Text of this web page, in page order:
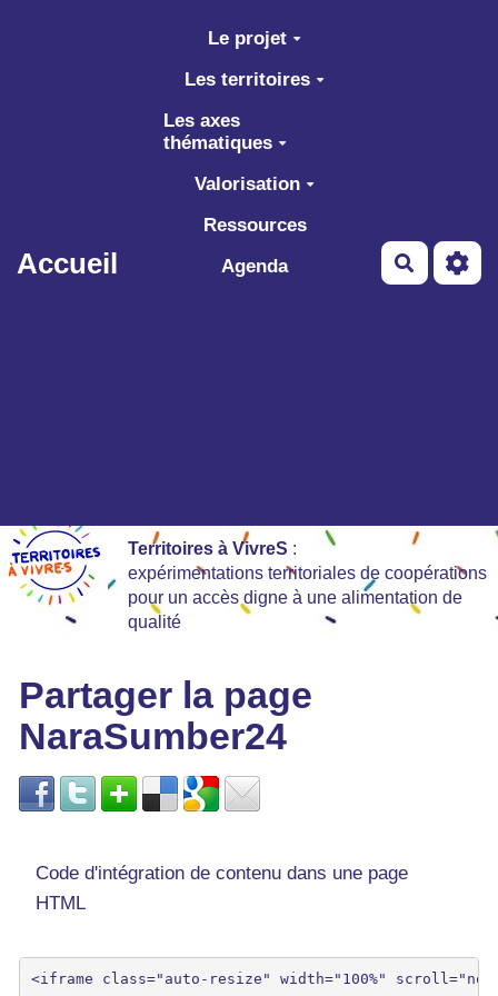
Aller au contenu principal
Accueil
Le projet
Les territoires
Les axes
thématiques
Valorisation
Ressources
Agenda
Territoires à VivreS :
expérimentations territoriales de coopérations
pour un accès digne à une alimentation de
qualité
Partager la page
NaraSumber24
Code d'intégration de contenu dans une page
HTML